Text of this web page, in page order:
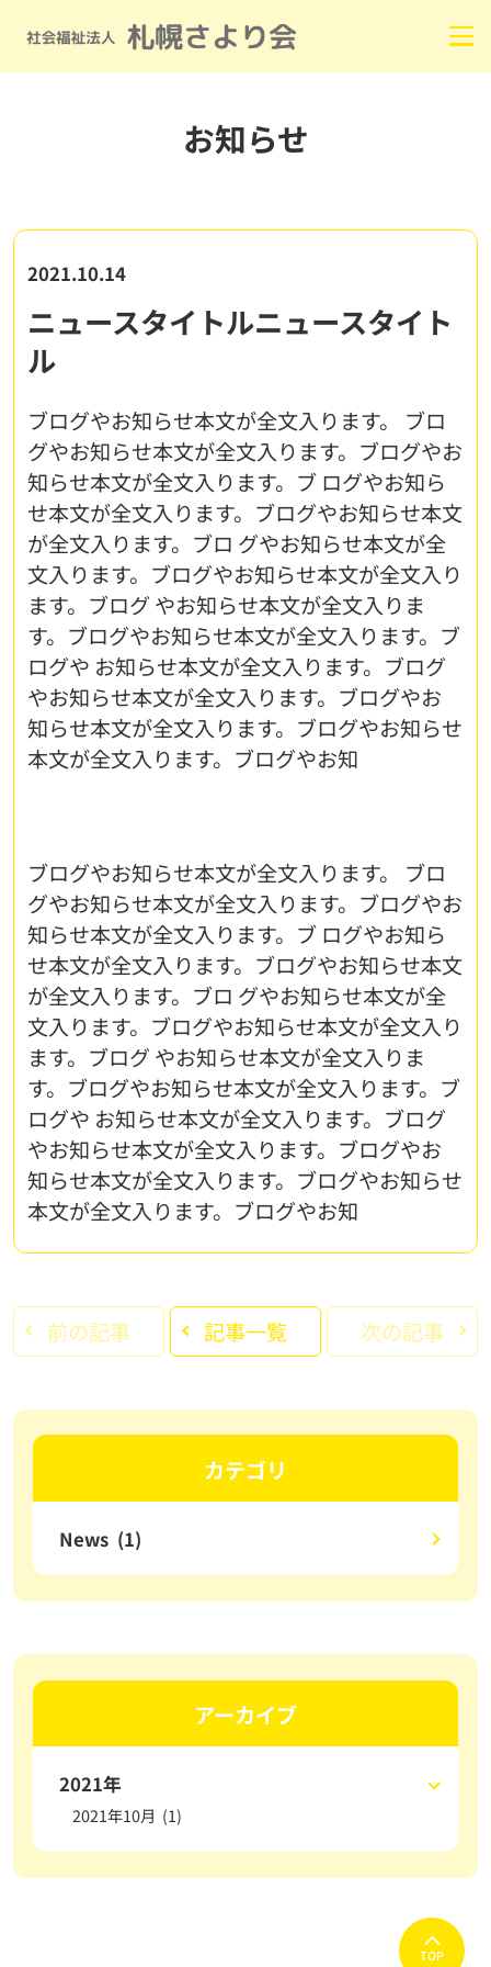
お知らせ
2021.10.14
ニュースタイトルニュースタイト
ル
ブログやお知らせ本文が全文入ります。 ブロ
グやお知らせ本文が全文入ります。ブログやお
知らせ本文が全文入ります。ブ ログやお知ら
せ本文が全文入ります。ブログやお知らせ本文
が全文入ります。ブロ グやお知らせ本文が全
文入ります。ブログやお知らせ本文が全文入り
ます。ブログ やお知らせ本文が全文入りま
す。ブログやお知らせ本文が全文入ります。ブ
ログや お知らせ本文が全文入ります。ブログ
やお知らせ本文が全文入ります。ブログやお
知らせ本文が全文入ります。ブログやお知らせ
本文が全文入ります。ブログやお知
ブログやお知らせ本文が全文入ります。 ブロ
グやお知らせ本文が全文入ります。ブログやお
知らせ本文が全文入ります。ブ ログやお知ら
せ本文が全文入ります。ブログやお知らせ本文
が全文入ります。ブロ グやお知らせ本文が全
文入ります。ブログやお知らせ本文が全文入り
ます。ブログ やお知らせ本文が全文入りま
す。ブログやお知らせ本文が全文入ります。ブ
ログや お知らせ本文が全文入ります。ブログ
やお知らせ本文が全文入ります。ブログやお
知らせ本文が全文入ります。ブログやお知らせ
本文が全文入ります。ブログやお知
前の記事 記事一覧 次の記事
カテゴリ
News (1)
アーカイブ
2021年
2021年10月 (1)
TOP